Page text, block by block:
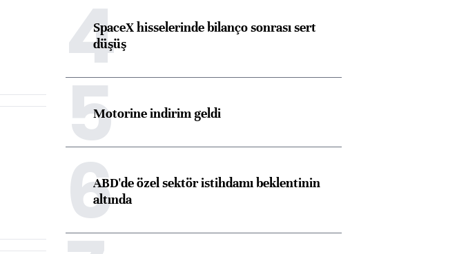
4SpaceX hisselerinde bilanço sonrası sert
düşüş
5Motorine indirim geldi
6ABD'de özel sektör istihdamı beklentinin
altında